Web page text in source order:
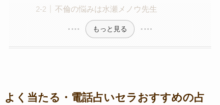
不倫の悩みは水瀬メノウ先生
もっと見る
よく当たる・電話占いセラおすすめの占